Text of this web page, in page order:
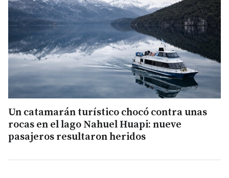
Un catamarán turístico chocó contra unas
rocas en el lago Nahuel Huapi: nueve
pasajeros resultaron heridos